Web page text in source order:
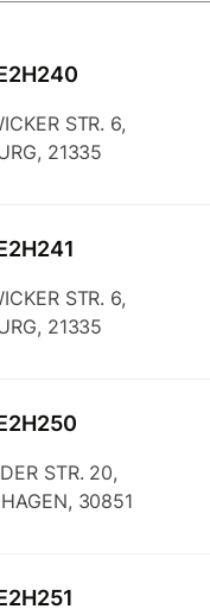
STR. 6,
21335
STR. 6,
21335
STR. 20,
30851